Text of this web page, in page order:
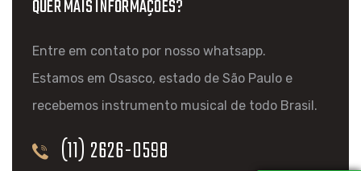
QUER MAIS INFORMAÇÕES?
Entre em contato por nosso whatsapp.
Estamos em Osasco, estado de São Paulo e
recebemos instrumento musical de todo Brasil.
(11) 2626-0598